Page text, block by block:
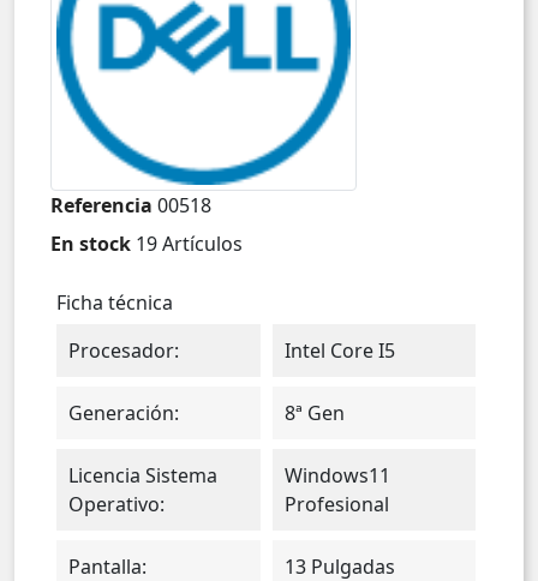
Referencia 00518
En stock 19 Artículos
Ficha técnica
Procesador:
Intel Core I5
Generación: 8ª Gen
Licencia Sistema
Operativo:
Windows11
Profesional
Pantalla: 13 Pulgadas